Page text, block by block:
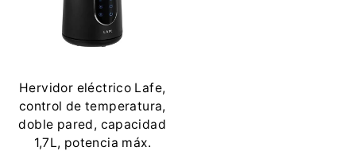
Hervidor eléctrico Lafe,
control de temperatura,
doble pared, capacidad
1,7L, potencia máx.